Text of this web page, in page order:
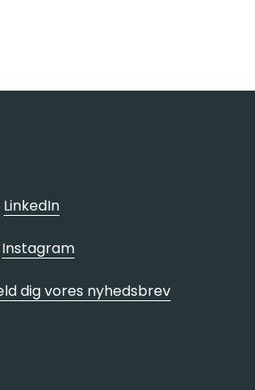
LinkedIn
Instagram
dig vores nyhedsbrev